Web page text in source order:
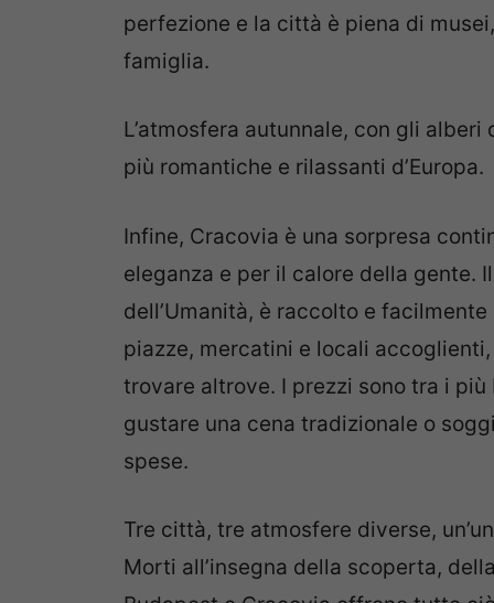
perfezione e la città è piena di
famiglia.
L’atmosfera autunnale, con gli
più romantiche e rilassanti d’Europa.
Infine, Cracovia è una sorpresa
eleganza e per il calore della gente.
dell’Umanità, è raccolto e
piazze, mercatini e locali
trovare altrove. I prezzi sono tra i
gustare una cena tradizionale o
spese.
Tre città, tre atmosfere diverse,
Morti all’insegna della scoperta,